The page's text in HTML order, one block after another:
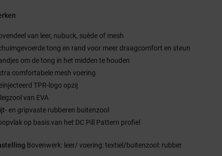
van leer, nubuck, suède of mesh
tong en rand voor meer draagcomfort en steun
om de tong in het midden te houden
comfortabele mesh voering
TPR-logo opzij
van EVA
en gripvaste rubberen buitenzool
op basis van het DC Pill Pattern profiel
Bovenwerk: leer/ voering: textiel/buitenzool: rubber